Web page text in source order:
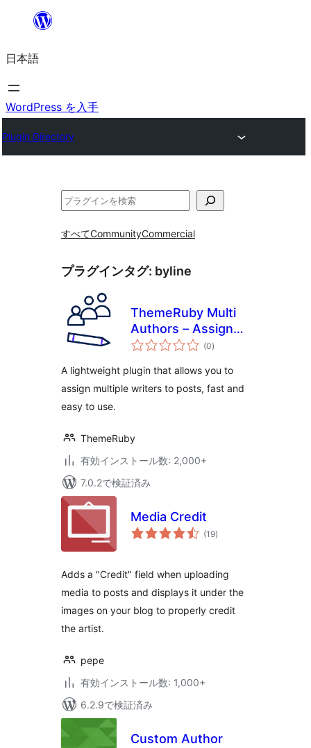
を
ス
キ
プ
日本語
WordPress を入手
Plugin Directory
検
すべてCommunityCommercial
プラグインタグ: byline
ThemeRuby Multi
Authors – Assign
Multiple Writers to
(0個
の
価
)
A lightweight plugin that allows you to
assign multiple writers to posts, fast and
easy to use.
ThemeRuby
有効インストール数: 2,000+
7.0.2で検証済み
Media Credit
(19個
の)
Adds a "Credit" field when uploading
media to posts and displays it under the
images on your blog to properly credit
the artist.
pepe
有効インストール数: 1,000+
6.2.9で検証済み
Custom Author